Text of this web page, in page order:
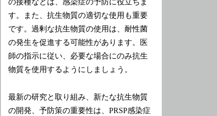
の接種などは、感染症の予防に役立ちま
す。また、抗生物質の適切な使用も重要
です。過剰な抗生物質の使用は、耐性菌
の発生を促進する可能性があります。医
師の指示に従い、必要な場合にのみ抗生
物質を使用するようにしましょう。
最新の研究と取り組み、新たな抗生物質
の開発、予防策の重要性は、PRSP感染症